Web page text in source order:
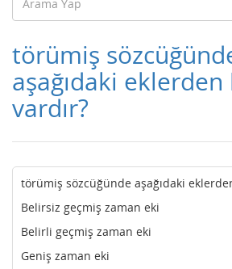
törümiş
aşağıdaki eklerden
vardır?
törümiş sözcüğünde aşağıdaki
Belirsiz geçmiş zaman eki
Belirli geçmiş zaman eki
Geniş zaman eki